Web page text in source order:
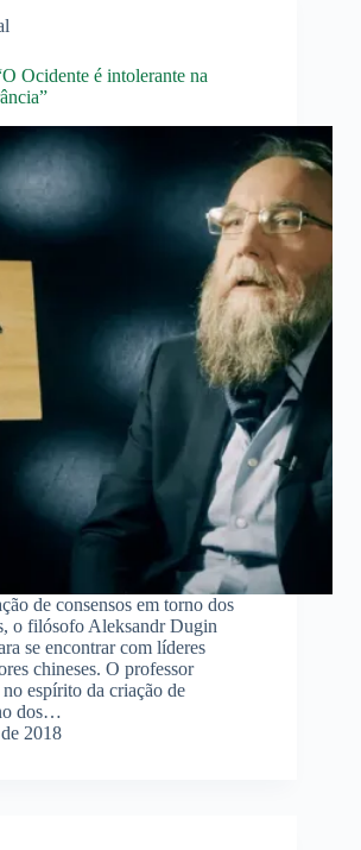
Ocidente é intolerante na
de consensos em torno dos
o filósofo Aleksandr Dugin
se encontrar com líderes
chineses. O professor
espírito da criação de
dos…
2018